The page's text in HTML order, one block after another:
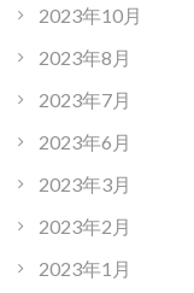
2023年10月
2023年8月
2023年7月
2023年6月
2023年3月
2023年2月
2023年1月